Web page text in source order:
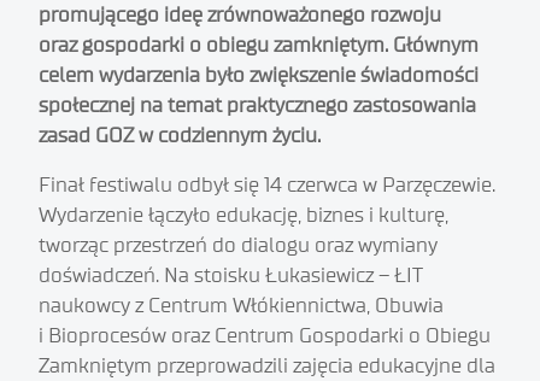
promującego ideę zrównoważonego rozwoju
oraz gospodarki o obiegu zamkniętym. Głównym
celem wydarzenia było zwiększenie świadomości
społecznej na temat praktycznego zastosowania
zasad GOZ w codziennym życiu.
Finał festiwalu odbył się 14 czerwca w Parzęczewie.
Wydarzenie łączyło edukację, biznes i kulturę,
tworząc przestrzeń do dialogu oraz wymiany
doświadczeń. Na stoisku Łukasiewicz – ŁIT
naukowcy z Centrum Włókiennictwa, Obuwia
i Bioprocesów oraz Centrum Gospodarki o Obiegu
Zamkniętym przeprowadzili zajęcia edukacyjne dla